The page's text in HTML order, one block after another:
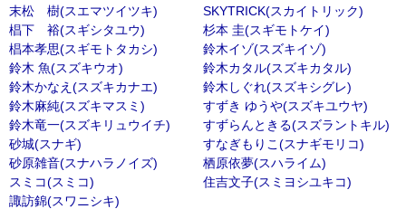
末松 樹(スエマツイツキ)
SKYTRICK(スカイトリック)
椙下 裕(スギシタユウ)
杉本 圭(スギモトケイ)
椙本孝思(スギモトタカシ)
鈴木イゾ(スズキイゾ)
鈴木 魚(スズキウオ)
鈴木カタル(スズキカタル)
鈴木かなえ(スズキカナエ)
鈴木しぐれ(スズキシグレ)
鈴木麻純(スズキマスミ)
すずき ゆうや(スズキユウヤ)
鈴木竜一(スズキリュウイチ)
すずらんときる(スズラントキル)
砂城(スナギ)
すなぎもりこ(スナギモリコ)
砂原雑音(スナハラノイズ)
栖原依夢(スハライム)
スミコ(スミコ)
住吉文子(スミヨシユキコ)
諏訪錦(スワニシキ)